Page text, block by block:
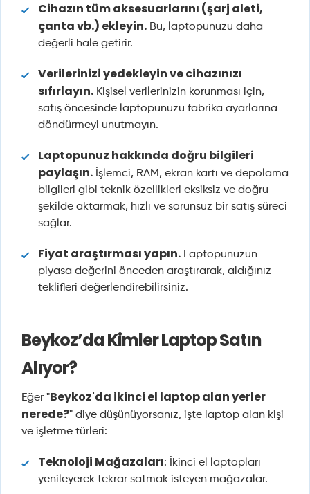
Cihazın tüm aksesuarlarını (şarj aleti,
çanta vb.) ekleyin. Bu, laptopunuzu daha
değerli hale getirir.
Verilerinizi yedekleyin ve cihazınızı
sıfırlayın. Kişisel verilerinizin korunması için,
satış öncesinde laptopunuzu fabrika ayarlarına
döndürmeyi unutmayın.
Laptopunuz hakkında doğru bilgileri
paylaşın. İşlemci, RAM, ekran kartı ve depolama
bilgileri gibi teknik özellikleri eksiksiz ve doğru
şekilde aktarmak, hızlı ve sorunsuz bir satış süreci
sağlar.
Fiyat araştırması yapın. Laptopunuzun
piyasa değerini önceden araştırarak, aldığınız
teklifleri değerlendirebilirsiniz.
Beykoz’da Kimler Laptop Satın
Alıyor?
Eğer "Beykoz'da ikinci el laptop alan yerler
nerede?" diye düşünüyorsanız, işte laptop alan kişi
ve işletme türleri:
Teknoloji Mağazaları: İkinci el laptopları
yenileyerek tekrar satmak isteyen mağazalar.